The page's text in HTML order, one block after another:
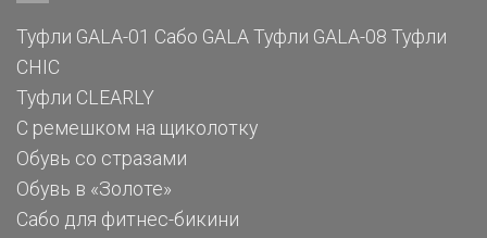
Туфли GALA-01 Сабо GALA Туфли GALA-08 Туфли
CHIC
Туфли CLEARLY
С ремешком на щиколотку
Обувь со стразами
Обувь в «Золоте»
Сабо для фитнес-бикини